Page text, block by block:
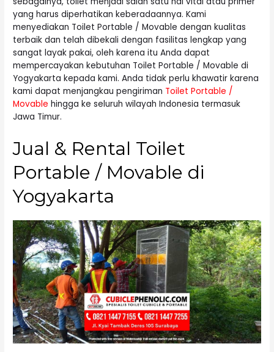
yang harus diperhatikan keberadaannya. Kami
menyediakan Toilet Portable / Movable dengan kualitas
terbaik dan telah dibekali dengan fasilitas lengkap yang
sangat layak pakai, oleh karena itu Anda dapat
mempercayakan kebutuhan Toilet Portable / Movable di
Yogyakarta kepada kami. Anda tidak perlu khawatir karena
kami dapat menjangkau pengiriman Toilet Portable /
Movable hingga ke seluruh wilayah Indonesia termasuk
Jawa Timur.
Jual & Rental Toilet
Portable / Movable di
Yogyakarta